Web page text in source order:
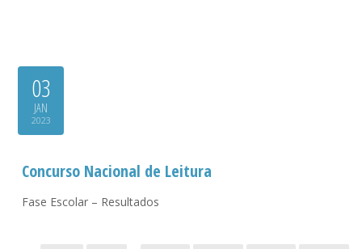
03
JAN
2023
Concurso Nacional de Leitura
Fase Escolar – Resultados